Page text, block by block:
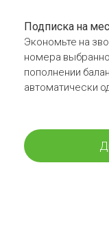
Подписка на
Экономьте на
номера
пополнении
автоматически